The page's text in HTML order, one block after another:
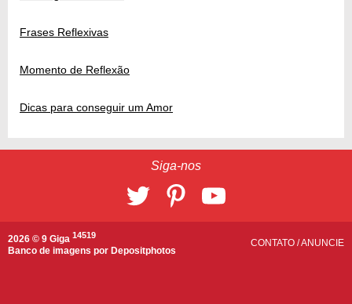
Frases Reflexivas
Momento de Reflexão
Dicas para conseguir um Amor
Siga-nos
2026 © 9 Giga 14519
Banco de imagens por Depositphotos
CONTATO /ANUNCIE